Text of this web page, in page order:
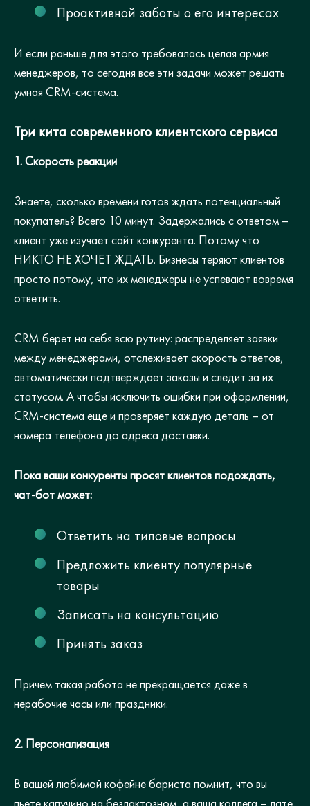
Проактивной заботы о его интересах
И если раньше для этого требовалась целая армия
менеджеров, то сегодня все эти задачи может решать
умная CRM-система.
Три кита современного клиентского сервиса
1. Скорость реакции
Знаете, сколько времени готов ждать потенциальный
покупатель? Всего 10 минут. Задержались с ответом –
клиент уже изучает сайт конкурента. Потому что
НИКТО НЕ ХОЧЕТ ЖДАТЬ. Бизнесы теряют клиентов
просто потому, что их менеджеры не успевают вовремя
ответить.
CRM берет на себя всю рутину: распределяет заявки
между менеджерами, отслеживает скорость ответов,
автоматически подтверждает заказы и следит за их
статусом. А чтобы исключить ошибки при оформлении,
CRM-система еще и проверяет каждую деталь – от
номера телефона до адреса доставки.
Пока ваши конкуренты просят клиентов подождать,
чат-бот может:
Ответить на типовые вопросы
Предложить клиенту популярные
товары
Записать на консультацию
Принять заказ
Причем такая работа не прекращается даже в
нерабочие часы или праздники.
2. Персонализация
В вашей любимой кофейне бариста помнит, что вы
пьете капучино на безлактозном, а ваша коллега – лате